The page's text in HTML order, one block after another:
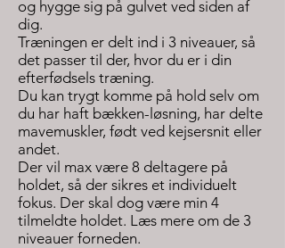
og hygge sig på gulvet ved siden af
dig.
Træningen er delt ind i 3 niveauer, så
det passer til der, hvor du er i din
efterfødsels træning.
Du kan trygt komme på hold selv om
du har haft bækken-løsning, har delte
mavemuskler, født ved kejsersnit eller
andet.
Der vil max være 8 deltagere på
holdet, så der sikres et individuelt
fokus. Der skal dog være min 4
tilmeldte holdet. Læs mere om de 3
niveauer forneden.